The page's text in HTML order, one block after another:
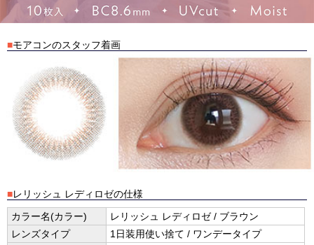
■モアコンのスタッフ着画
■レリッシュ レディロゼの仕様
カラー名(カラー)
レリッシュ レディロゼ / ブラウン
レンズタイプ
1日装用使い捨て / ワンデータイプ